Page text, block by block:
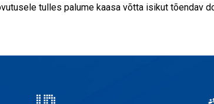
tulles palume kaasa võtta isikut tõendav